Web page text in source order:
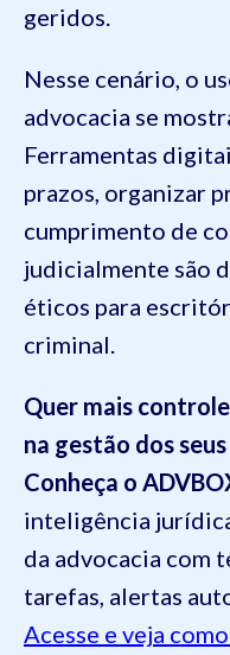
geridos.
Nesse cenário, o
advocacia se
Ferramentas
prazos, organizar
cumprimento de
judicialmente são
éticos para
criminal.
Quer mais
na gestão dos
Conheça o
inteligência
da advocacia com
tarefas, alertas
Acesse e veja